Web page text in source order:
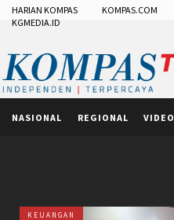
HARIAN KOMPAS KOMPAS.COM
KGMEDIA.ID
NASIONAL REGIONAL VIDEO
KEUANGAN